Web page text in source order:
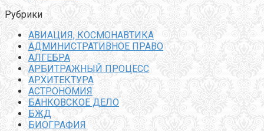
Рубрики
АВИАЦИЯ, КОСМОНАВТИКА
АДМИНИСТРАТИВНОЕ ПРАВО
АЛГЕБРА
АРБИТРАЖНЫЙ ПРОЦЕСС
АРХИТЕКТУРА
АСТРОНОМИЯ
БАНКОВСКОЕ ДЕЛО
БЖД
БИОГРАФИЯ